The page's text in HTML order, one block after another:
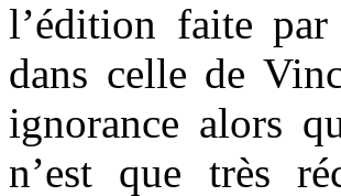
l’édition faite par
dans celle de
ignorance alors
n’est que très